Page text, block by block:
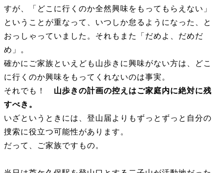
すが、「どこに行くのか全然興味をもってもらえない」
ということが重なって、いつしか怠るようになった、と
おっしゃっていました。それもまた「だめよ、だめだ
め」。
確かにご家族といえども山歩きに興味がない方は、どこ
に行くのか興味をもってくれないのは事実。
それでも！ 山歩きの計画の控えはご家庭内に絶対に残
すべき。
いざというときには、登山届よりもずっとずっと自分の
捜索に役立つ可能性があります。
だって、ご家族ですもの。